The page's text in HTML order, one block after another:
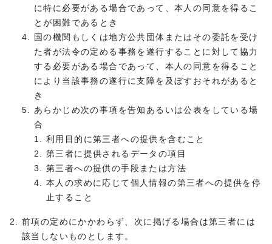
に特に必要がある場合であって、本人の同意を得るこ
とが困難であるとき
国の機関もしくは地方公共団体またはその委託を受け
た者が法令の定める事務を遂行することに対して協力
する必要がある場合であって、本人の同意を得ること
により当該事務の遂行に支障を及ぼすおそれがあると
き
あらかじめ次の事項を告知あるいは公表をしている場
合
利用目的に第三者への提供を含むこと
第三者に提供されるデータの項目
第三者への提供の手段または方法
本人の求めに応じて個人情報の第三者への提供を停
止すること
前項の定めにかかわらず、次に掲げる場合は第三者には
該当しないものとします。